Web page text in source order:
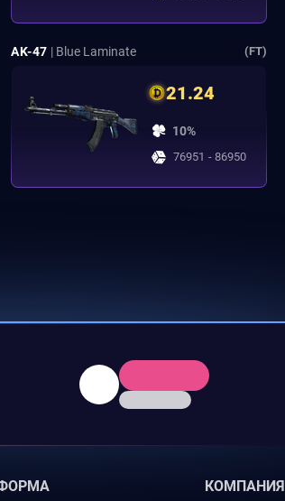
AK-47 | Blue Laminate (FT)
21.24
10%
76951 - 86950
КОМПАНИЯ